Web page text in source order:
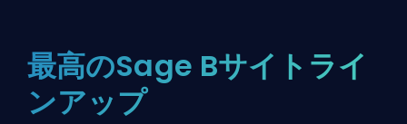
最高のSage Bサイトライ
ンアップ